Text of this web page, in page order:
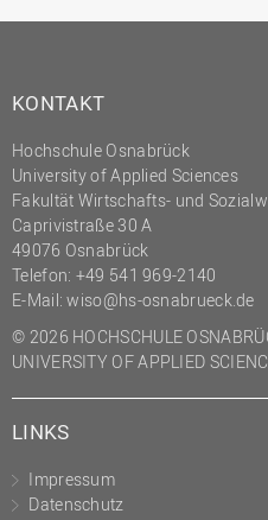
KONTAKT
Hochschule Osnabrück
University of Applied Sciences
Fakultät Wirtschafts- und
Caprivistraße 30 A
49076 Osnabrück
Telefon: +49 541 969-2140
E-Mail:wiso@hs-osnabrueck.de
© 2026 HOCHSCHULE
UNIVERSITY OF APPLIED
LINKS
Impressum
Datenschutz